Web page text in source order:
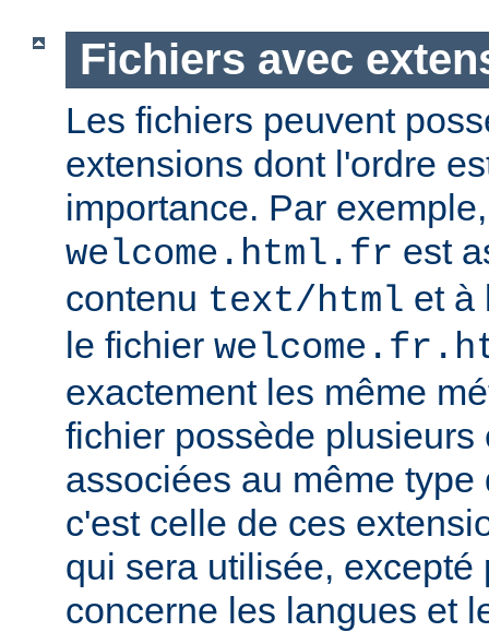
Fichiers avec
Les fichiers peuvent
extensions dont l'ordre
importance. Par
welcome.html.fr est
contenu text/html et à
le fichier
exactement les même
fichier possède plusieurs
associées au même
c'est celle de ces
qui sera utilisée, excepté
concerne les langues et